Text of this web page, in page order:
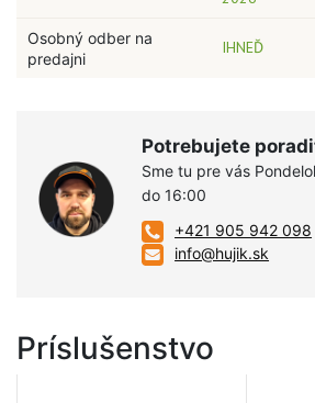
Osobný odber na
predajni
IHNEĎ
Potrebujete
Sme tu pre vás
do 16:00
+421 905 942 098
info@hujik.sk
Príslušenstvo